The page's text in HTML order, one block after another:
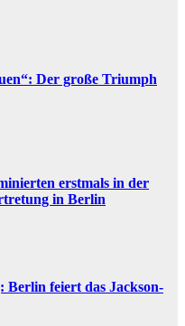
Der große Triumph
erstmals in der
in Berlin
feiert das Jackson-